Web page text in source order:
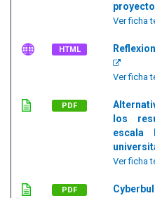
Ver ficha
HTML
Ver ficha
PDF
los
escala
Ver ficha
PDF